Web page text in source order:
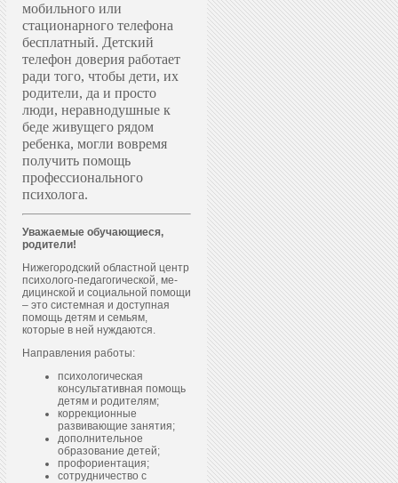
мобильного или
стационарного телефона
бесплатный. Детский
телефон доверия работает
ради того, чтобы дети, их
родители, да и просто
люди, неравнодушные к
беде живущего рядом
ребенка, могли вовремя
получить помощь
профессионального
психолога.
Уважаемые обучающиеся,
родители!
Нижегородский областной центр
пси­холо­го-пе­даго­гичес­кой, ме­
дицин­ской и со­ци­аль­ной по­мощи
– это системная и доступная
помощь детям и семьям,
которые в ней нуждаются.
Направления работы:
психологическая
консультативная помощь
детям и родителям;
коррекционные
развивающие занятия;
дополнительное
образование детей;
профориентация;
сотрудничество с